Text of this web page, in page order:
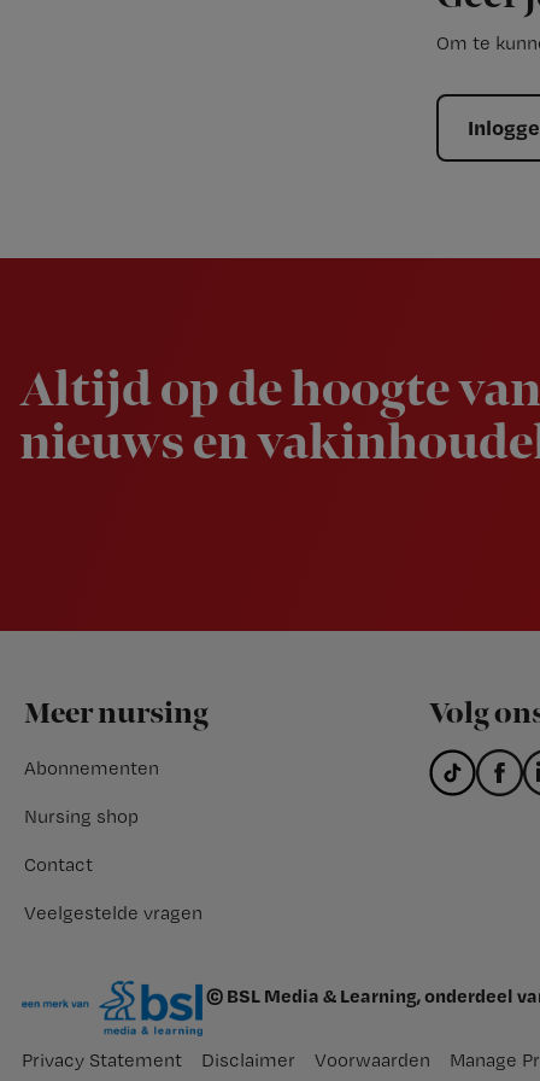
Om te
Altijd op de hoogte
nieuws en
Footer
Meer nursing
Abonnementen
Nursing shop
Contact
Veelgestelde vragen
Volg
© BSL Media & Learning, onderdeel
Privacy Statement Disclaimer Voorwaarden Manage